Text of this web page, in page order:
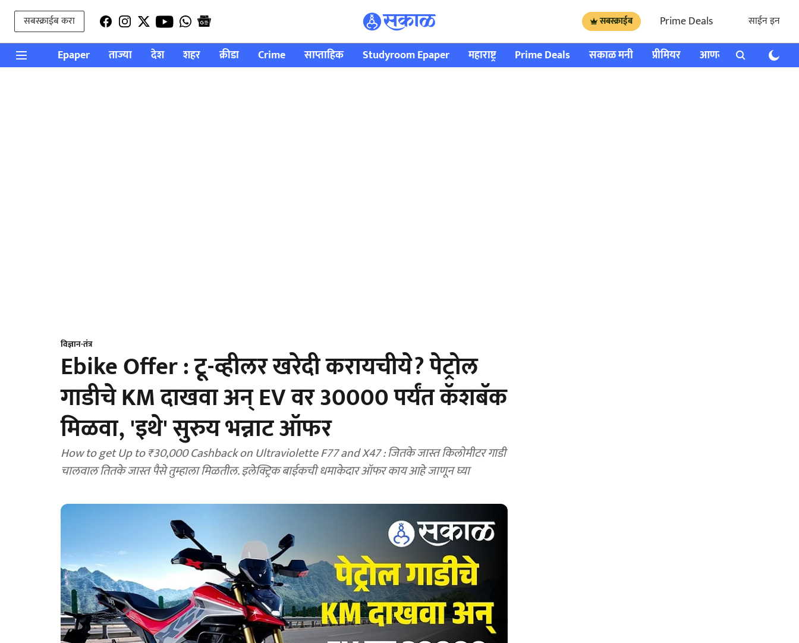
सबस्क्राईब करा सबस्क्राईब Prime Deals साईन इन
Epaper ताज्या देश शहर क्रीडा Crime साप्ताहिक Studyroom Epaper महाराष्ट्र Prime Deals सकाळ मनी प्रीमियर आणखी राशी भविष्य
विज्ञान-तंत्र
Ebike Offer : टू-व्हीलर खरेदी करायचीये? पेट्रोल
गाडीचे KM दाखवा अन् EV वर 30000 पर्यंत कॅशबॅक
मिळवा, 'इथे' सुरुय भन्नाट ऑफर
How to get Up to ₹30,000 Cashback on Ultraviolette F77 and X47 : जितके जास्त किलोमीटर गाडी
चालवाल तितके जास्त पैसे तुम्हाला मिळतील. इलेक्ट्रिक बाईकची धमाकेदार ऑफर काय आहे जाणून घ्या